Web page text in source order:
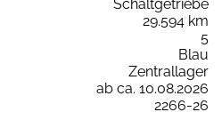
Schaltgetriebe
29.594 km
5
Blau
Zentrallager
ab ca. 10.08.2026
2266-26